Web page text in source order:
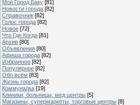
Мой Город Баку [81]
Новости города [82]
Справочник [82]
Голос города [82]
Новое [72]
Что Где Когда [81]
Архив [80]
Объявления [80]
Афиша города [82]
Избранное [82]
Популярное [82]
Обо всём [83]
Жизнь города [82]
Коммуналка [19]
Клиники, больницы, мед центры [5]
Магазины, супермаркеты, торговые центры [8]